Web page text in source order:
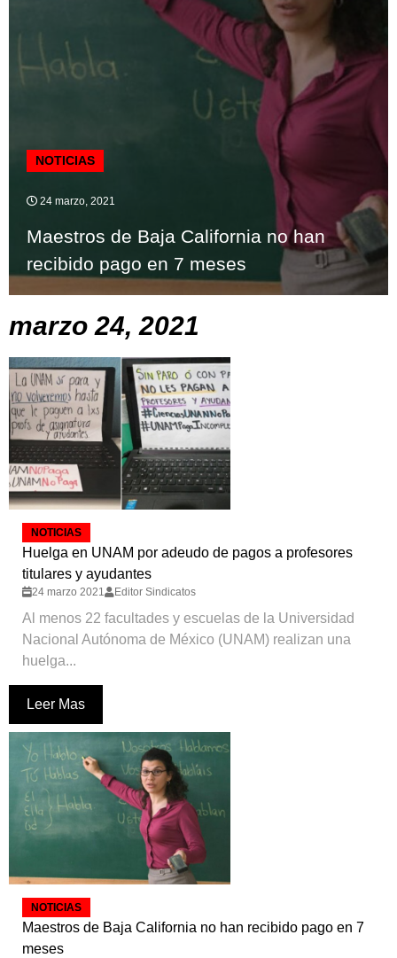
NOTICIAS
24 marzo, 2021
Maestros de Baja California no han
recibido pago en 7 meses
marzo 24, 2021
NOTICIAS
Huelga en UNAM por adeudo de pagos a profesores
titulares y ayudantes
24 marzo 2021 Editor Sindicatos
Al menos 22 facultades y escuelas de la Universidad
Nacional Autónoma de México (UNAM) realizan una
huelga...
Leer Mas
NOTICIAS
Maestros de Baja California no han recibido pago en 7
meses